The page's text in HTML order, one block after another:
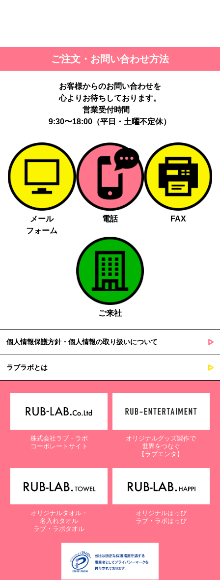
ご注文・お問い合わせ方法
お客様からのお問い合わせを
心よりお待ちしております。
営業受付時間
9:30〜18:00（平日・土曜不定休）
メール
フォーム
電話 FAX
ご来社
個人情報保護方針・個人情報の取り扱いについて
ラブラボとは
株式会社ラブ・ラボ
コーポレートサイト
オリジナルグッズ製作で
世界をつなぐ
【ラブエンタ】
オリジナルタオル・
名入れタオル
ラブ・ラボタオル
オリジナルはっぴ
ラブ・ラボはっぴ